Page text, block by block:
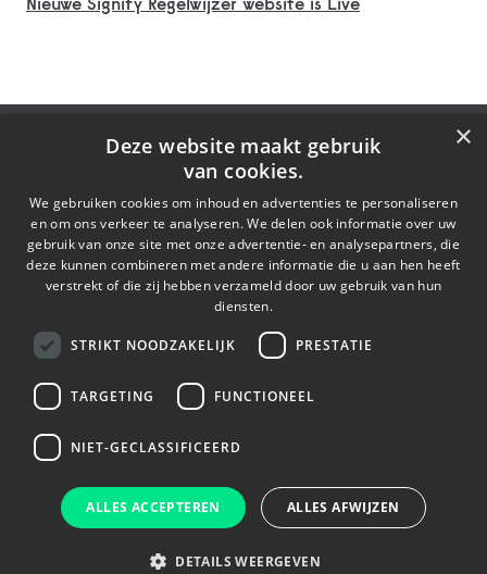
© 2025 Signify Holding. All rights reserved. Although this publication
has been prepared by Signify with care, Signify does not represent that
date. Signify does not render legal advice and the reader of this
publication is responsible to obtain such advice. Signify reserves the
publishing it at any time without notice orobligation and will not be
liable for any consequences resulting from the use of this publication.
Privacyverklaring |Cookieverklaring
×
Deze website maakt gebruik
van cookies.
We gebruiken cookies om inhoud en advertenties te personaliseren
en om ons verkeer te analyseren. We delen ook informatie over uw
gebruik van onze site met onze advertentie- en analysepartners, die
deze kunnen combineren met andere informatie die u aan hen heeft
verstrekt of die zij hebben verzameld door uw gebruik van hun
diensten.
STRIKT NOODZAKELIJK PRESTATIE
TARGETING FUNCTIONEEL
NIET-GECLASSIFICEERD
ALLES ACCEPTEREN ALLES AFWIJZEN
DETAILS WEERGEVEN